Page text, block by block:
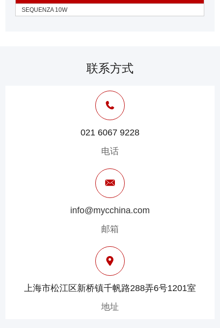
SEQUENZA 10W
联系方式
021 6067 9228
电话
info@mycchina.com
邮箱
上海市松江区新桥镇千帆路288弄6号1201室
地址